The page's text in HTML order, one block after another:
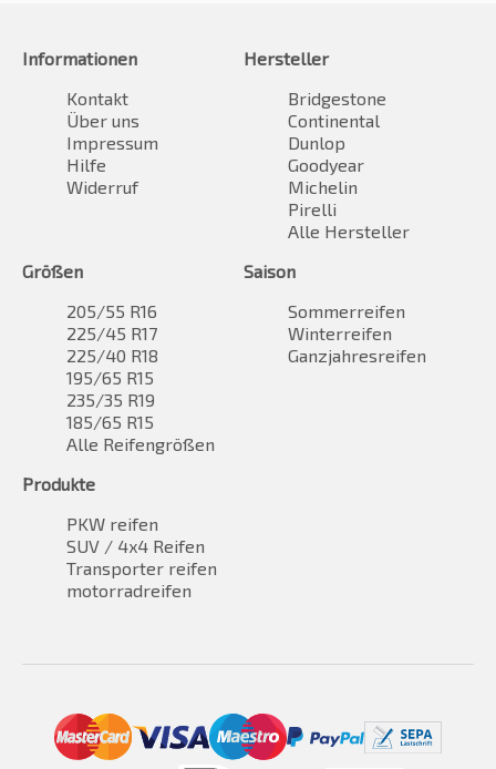
Informationen
Kontakt
Über uns
Impressum
Hilfe
Widerruf
Hersteller
Bridgestone
Continental
Dunlop
Goodyear
Michelin
Pirelli
Alle Hersteller
Größen
205/55 R16
225/45 R17
225/40 R18
195/65 R15
235/35 R19
185/65 R15
Alle Reifengrößen
Saison
Sommerreifen
Winterreifen
Ganzjahresreifen
Produkte
PKW reifen
SUV / 4x4 Reifen
Transporter reifen
motorradreifen